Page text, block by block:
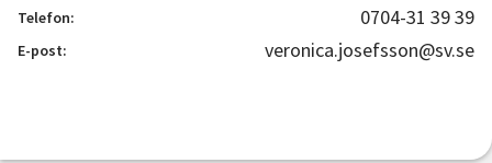
Telefon:
0704-31 39 39
E-post: veronica.josefsson@sv.se